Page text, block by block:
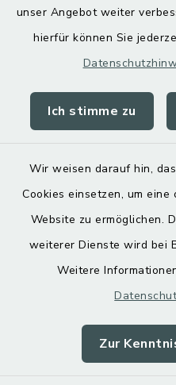
unser Angebot weiter
hierfür können Sie
Ich stimme zu
Wir weisen darauf hin,
Cookies einsetzen, um
Website zu ermöglichen.
weiterer Dienste wird bei
Weitere
Zur
Cookie-